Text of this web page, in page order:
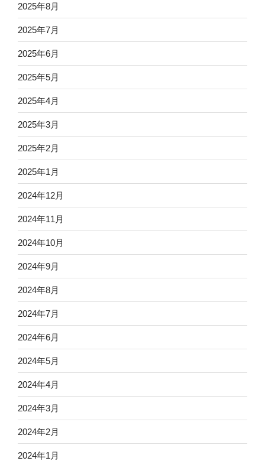
2025年8月
2025年7月
2025年6月
2025年5月
2025年4月
2025年3月
2025年2月
2025年1月
2024年12月
2024年11月
2024年10月
2024年9月
2024年8月
2024年7月
2024年6月
2024年5月
2024年4月
2024年3月
2024年2月
2024年1月